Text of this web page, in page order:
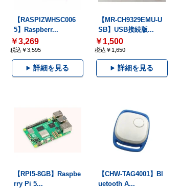
【RASPIZWHSC006
5】Raspberr...
￥3,269
税込￥3,595
詳細を見る
【MR-CH9329EMU-U
SB】USB接続版...
￥1,500
税込￥1,650
詳細を見る
【RPI5-8GB】Raspbe
rry Pi 5...
【CHW-TAG4001】Bl
uetooth A...